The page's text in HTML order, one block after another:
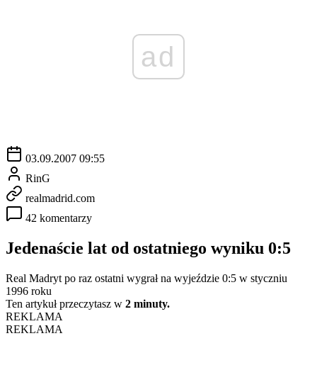
ad
03.09.2007 09:55
RinG
realmadrid.com
42 komentarzy
Jedenaście lat od ostatniego wyniku 0:5
Real Madryt po raz ostatni wygrał na wyjeździe 0:5 w styczniu
1996 roku
Ten artykuł przeczytasz w 2 minuty.
REKLAMA
REKLAMA